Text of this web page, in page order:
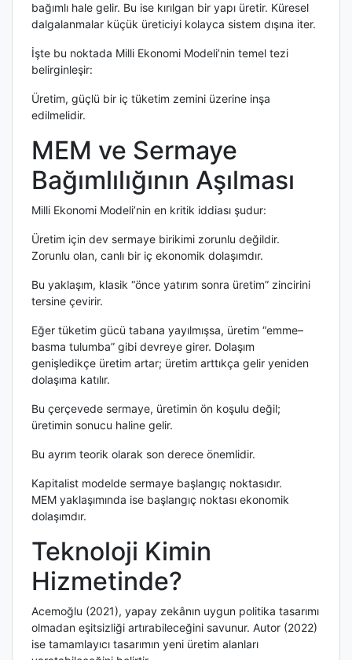
bağımlı hale gelir. Bu ise kırılgan bir yapı üretir. Küresel
dalgalanmalar küçük üreticiyi kolayca sistem dışına iter.
İşte bu noktada Milli Ekonomi Modeli’nin temel tezi
belirginleşir:
Üretim, güçlü bir iç tüketim zemini üzerine inşa
edilmelidir.
MEM ve Sermaye
Bağımlılığının Aşılması
Milli Ekonomi Modeli’nin en kritik iddiası şudur:
Üretim için dev sermaye birikimi zorunlu değildir.
Zorunlu olan, canlı bir iç ekonomik dolaşımdır.
Bu yaklaşım, klasik “önce yatırım sonra üretim” zincirini
tersine çevirir.
Eğer tüketim gücü tabana yayılmışsa, üretim “emme–
basma tulumba” gibi devreye girer. Dolaşım
genişledikçe üretim artar; üretim arttıkça gelir yeniden
dolaşıma katılır.
Bu çerçevede sermaye, üretimin ön koşulu değil;
üretimin sonucu haline gelir.
Bu ayrım teorik olarak son derece önemlidir.
Kapitalist modelde sermaye başlangıç noktasıdır.
MEM yaklaşımında ise başlangıç noktası ekonomik
dolaşımdır.
Teknoloji Kimin
Hizmetinde?
Acemoğlu (2021), yapay zekânın uygun politika tasarımı
olmadan eşitsizliği artırabileceğini savunur. Autor (2022)
ise tamamlayıcı tasarımın yeni üretim alanları